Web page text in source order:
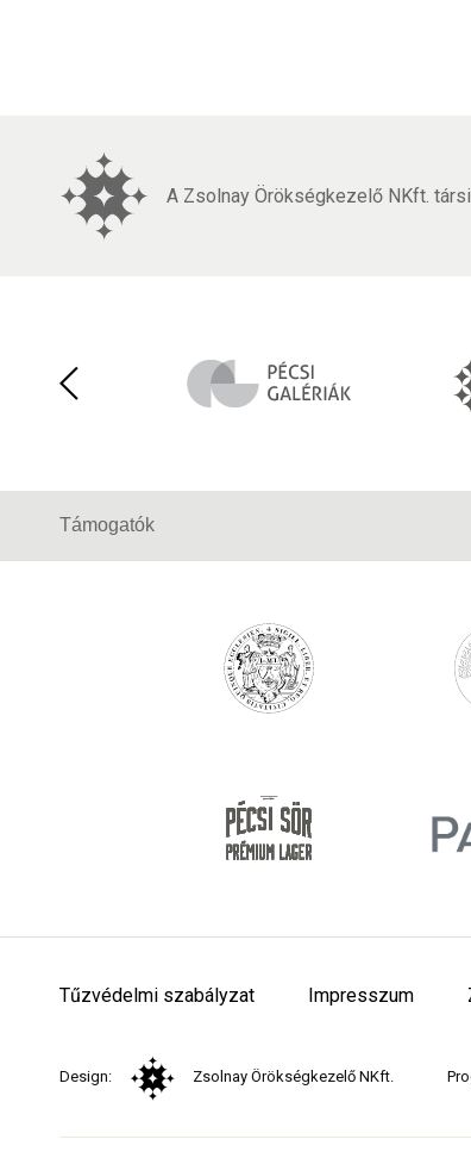
A Zsolnay Örökségkezelő NKft.
Támogatók
Tűzvédelmi szabályzat Impresszum
Design: Zsolnay Örökségkezelő NKft.